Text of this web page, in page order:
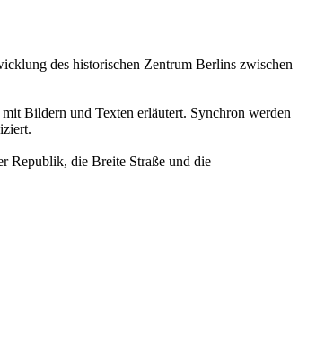
des historischen Zentrum Berlins zwischen
Bildern und Texten erläutert. Synchron werden
Republik, die Breite Straße und die